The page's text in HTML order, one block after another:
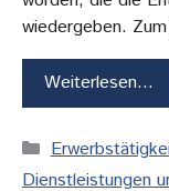
wiedergeben.
Weiterlesen…
Kategorien
Dienstleistungen